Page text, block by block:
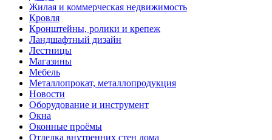
Жилая и коммерческая недвижимость
Кровля
Кронштейны, ролики и крепеж
Ландшафтный дизайн
Лестницы
Магазины
Мебель
Металлопрокат, металлопродукция
Новости
Оборудование и инструмент
Окна
Оконные проёмы
Отделка внутренних стен дома